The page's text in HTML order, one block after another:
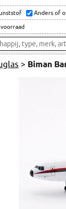
Anders of
> Biman